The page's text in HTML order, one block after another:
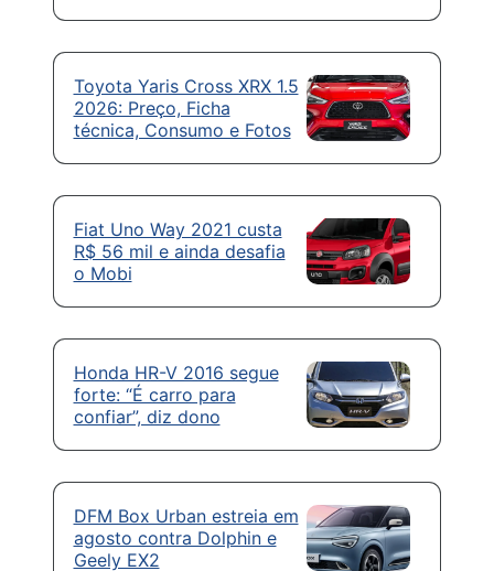
Toyota Yaris Cross XRX 1.5
2026: Preço, Ficha
técnica, Consumo e Fotos
Fiat Uno Way 2021 custa
R$ 56 mil e ainda desafia
o Mobi
Honda HR-V 2016 segue
forte: “É carro para
confiar”, diz dono
DFM Box Urban estreia em
agosto contra Dolphin e
Geely EX2